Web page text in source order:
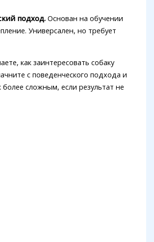
подход.Основан на обучении
Универсален, но требует
как заинтересовать собаку
с поведенческого подхода и
более сложным, если результат не